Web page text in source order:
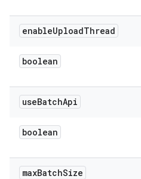
enableUploadThread
boolean
useBatchApi
boolean
maxBatchSize